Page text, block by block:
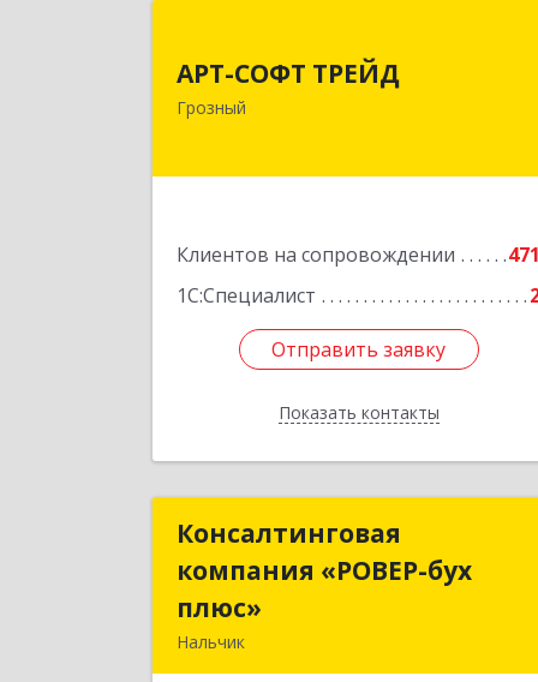
АРТ-СОФТ ТРЕЙД
Грозный
Клиентов на сопровождении
471
1С:Специалист
Отправить заявку
Показать контакты
364013, Чеченская Респ, Грозный г,
Отправить заявку
Назад
Консалтинговая
компания «РОВЕР-бух
плюс»
Нальчик
Консалтинговая
компания «РОВЕР-бух